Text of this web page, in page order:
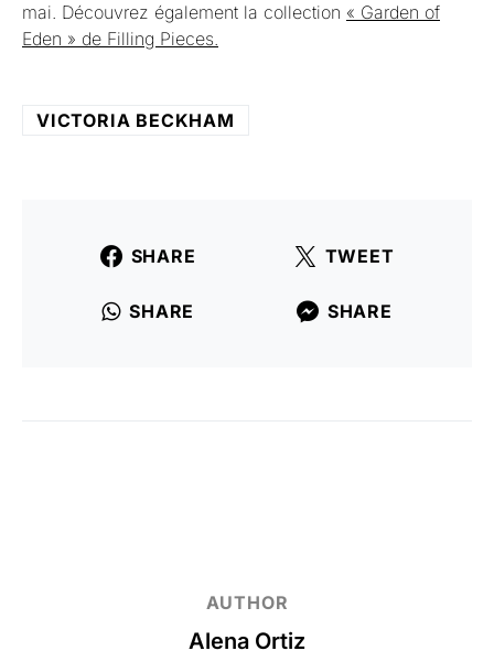
mai. Découvrez également la collection « Garden of
Eden » de Filling Pieces.
VICTORIA BECKHAM
SHARE TWEET
SHARE SHARE
AUTHOR
Alena Ortiz